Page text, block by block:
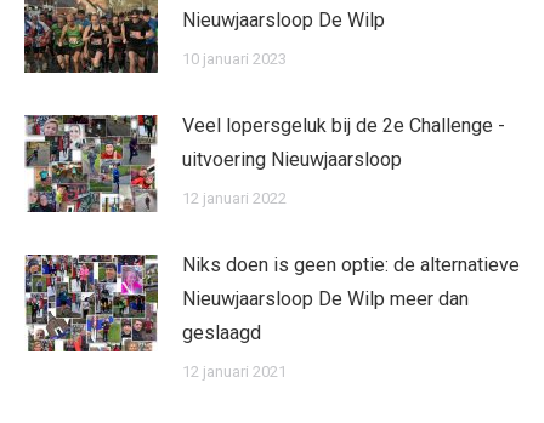
Nieuwjaarsloop De Wilp
10 januari 2023
Veel lopersgeluk bij de 2e Challenge -
uitvoering Nieuwjaarsloop
12 januari 2022
Niks doen is geen optie: de alternatieve
Nieuwjaarsloop De Wilp meer dan
geslaagd
12 januari 2021